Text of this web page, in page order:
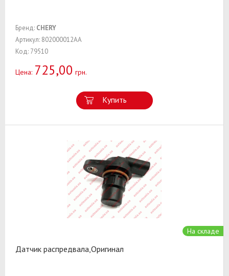
Бренд: CHERY
Артикул: 802000012AA
Код: 79510
Цена: 725,00 грн.
Купить
На складе
Датчик распредвала,Оригинал